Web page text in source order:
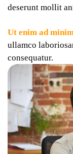
deserunt mollit
Ut enim ad
ullamco
consequatur.